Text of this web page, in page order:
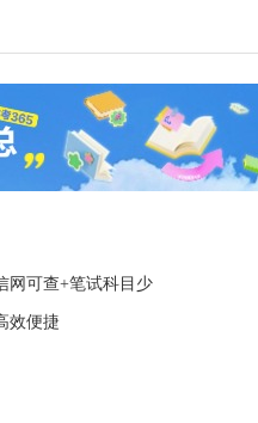
网可查+笔试科目少
效便捷